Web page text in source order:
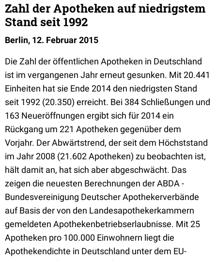
Zahl der Apotheken auf niedrigstem
Stand seit 1992
Berlin, 12. Februar 2015
Die Zahl der öffentlichen Apotheken in Deutschland
ist im vergangenen Jahr erneut gesunken. Mit 20.441
Einheiten hat sie Ende 2014 den niedrigsten Stand
seit 1992 (20.350) erreicht. Bei 384 Schließungen und
163 Neueröffnungen ergibt sich für 2014 ein
Rückgang um 221 Apotheken gegenüber dem
Vorjahr. Der Abwärtstrend, der seit dem Höchststand
im Jahr 2008 (21.602 Apotheken) zu beobachten ist,
hält damit an, hat sich aber abgeschwächt. Das
zeigen die neuesten Berechnungen der ABDA -
Bundesvereinigung Deutscher Apothekerverbände
auf Basis der von den Landesapothekerkammern
gemeldeten Apothekenbetriebserlaubnisse. Mit 25
Apotheken pro 100.000 Einwohnern liegt die
Apothekendichte in Deutschland unter dem EU-